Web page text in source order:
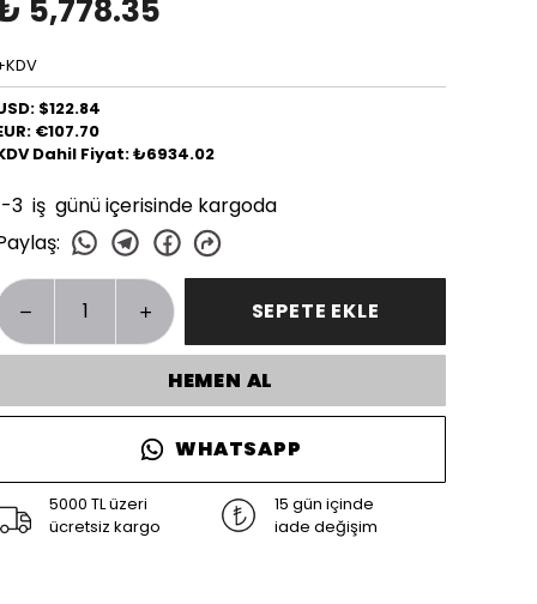
5,778.35
$122.84
€107.70
Dahil Fiyat: ₺6934.02
3 iş günü içerisinde kargoda
:
SEPETE EKLE
HEMEN AL
WHATSAPP
5000 TL üzeri
ücretsiz kargo
15 gün içinde
iade değişim